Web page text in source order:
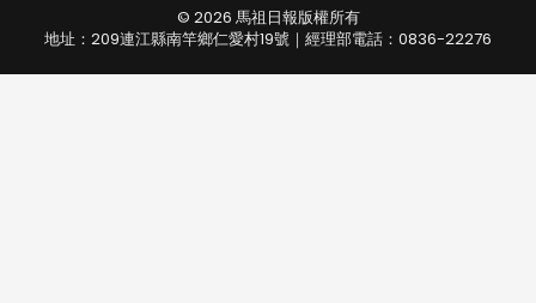
© 2026 馬祖日報版權所有
地址：209連江縣南竿鄉仁愛村19號｜經理部電話：0836-22276